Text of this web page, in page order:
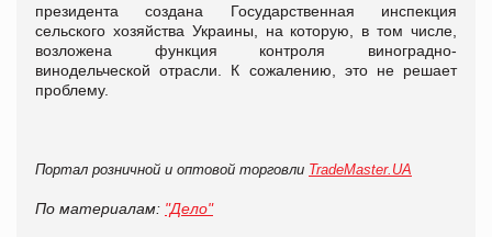
президента создана Государственная инспекция
сельского хозяйства Украины, на которую, в том числе,
возложена функция контроля виноградно-
винодельческой отрасли. К сожалению, это не решает
проблему.
Портал розничной и оптовой торговли TradeMaster.UA
По материалам: "Дело"